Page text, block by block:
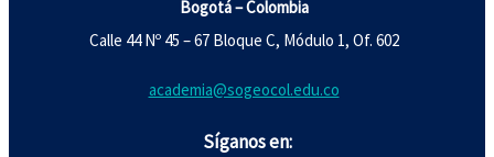
Bogotá – Colombia
Calle 44 Nº 45 – 67 Bloque C, Módulo 1, Of. 602
academia@sogeocol.edu.co
Síganos en: